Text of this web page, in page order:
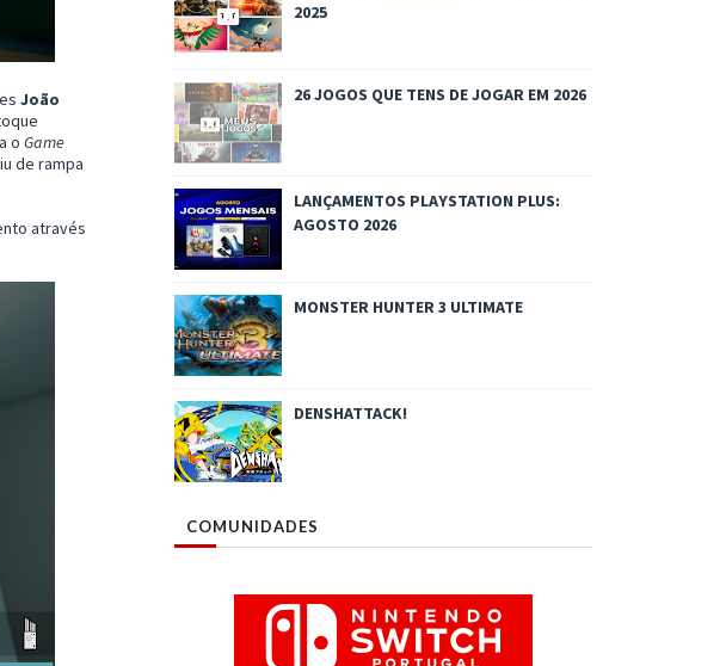
João
o Game
de rampa
através
2025
26 JOGOS QUE TENS DE JOGAR EM 2026
LANÇAMENTOS PLAYSTATION PLUS:
AGOSTO 2026
MONSTER HUNTER 3 ULTIMATE
DENSHATTACK!
COMUNIDADES